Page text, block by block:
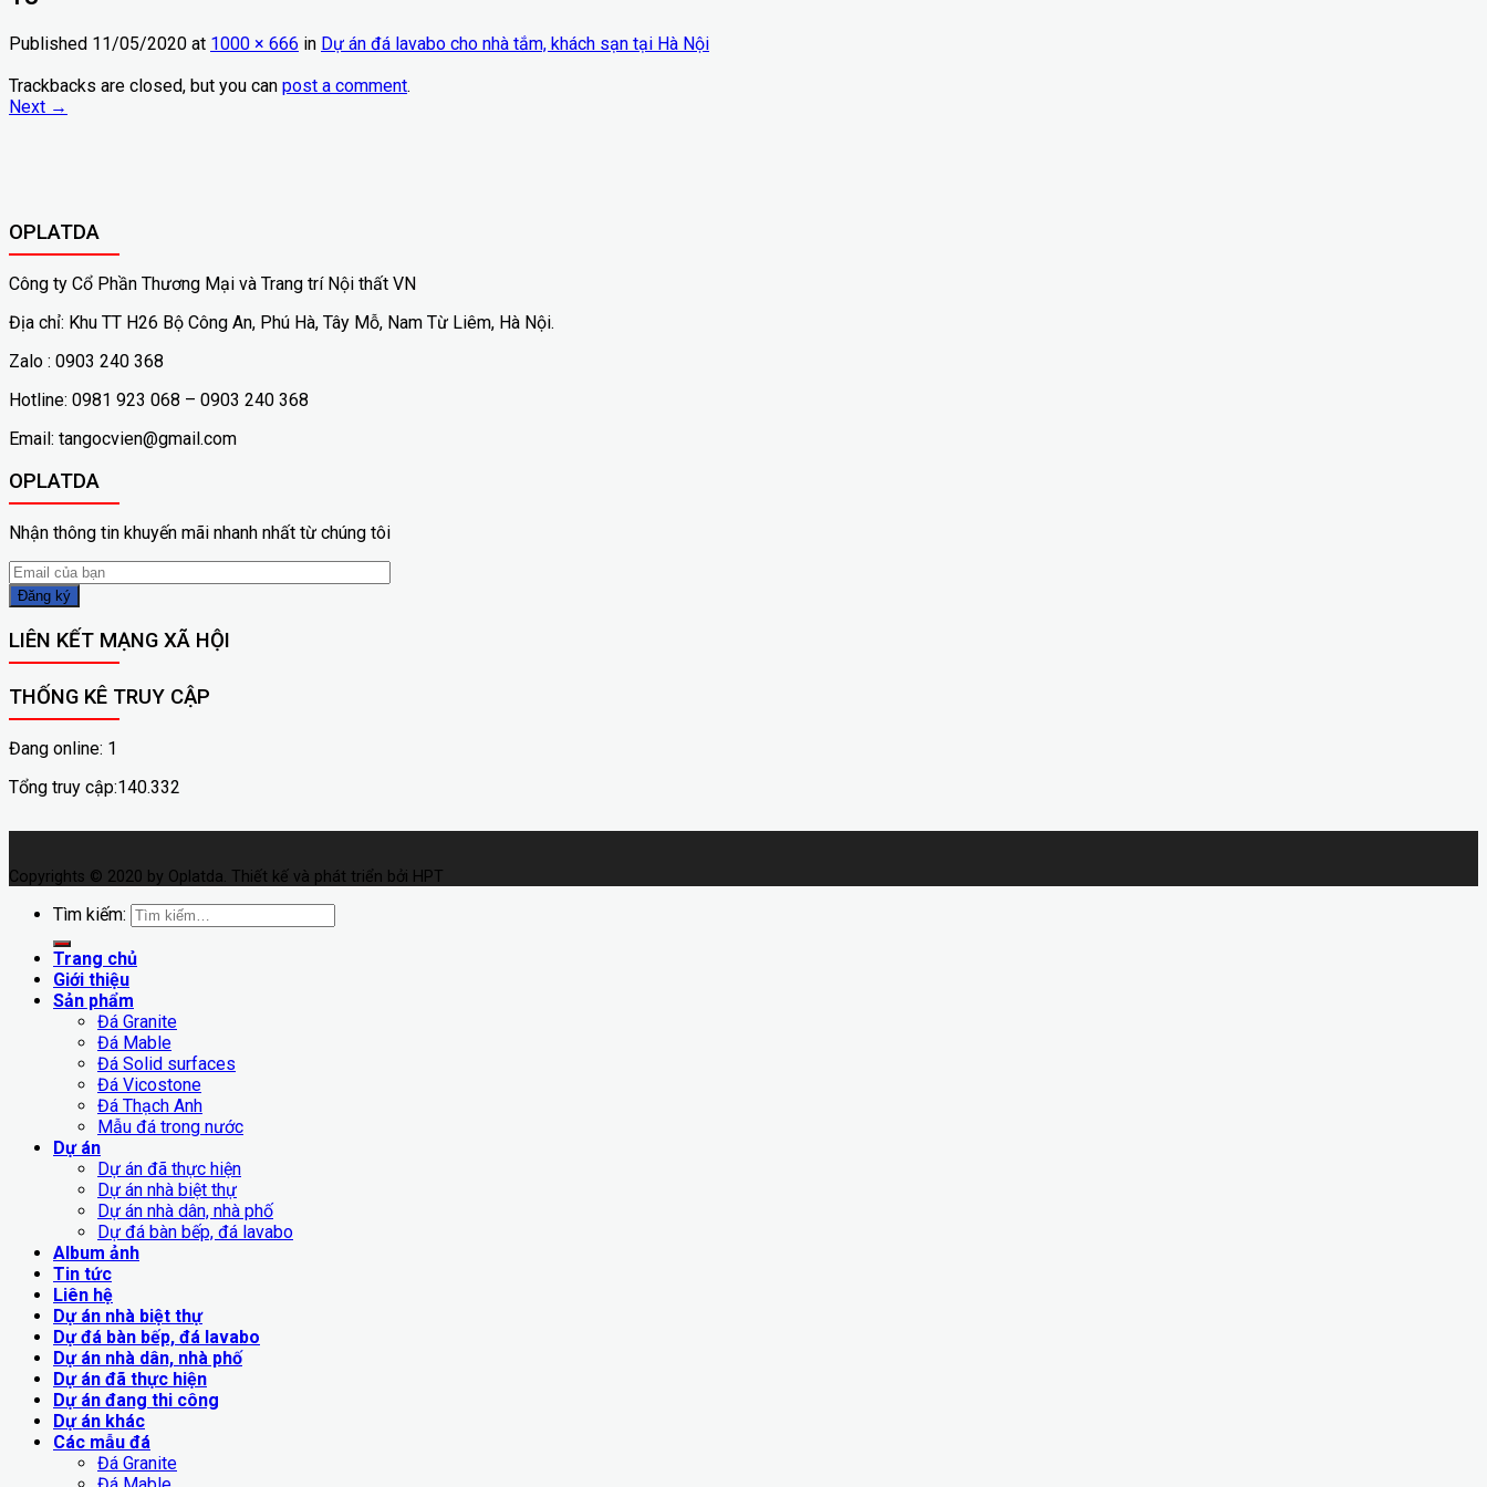
Published 11/05/2020 at 1000 × 666 in Dự án đá lavabo cho nhà tắm, khách sạn tại Hà Nội
Trackbacks are closed, but you can post a comment.
Next →
OPLATDA
Công ty Cổ Phần Thương Mại và Trang trí Nội thất VN
Địa chỉ: Khu TT H26 Bộ Công An, Phú Hà, Tây Mỗ, Nam Từ Liêm, Hà Nội.
Zalo : 0903 240 368
Hotline: 0981 923 068 – 0903 240 368
Email: tangocvien@gmail.com
OPLATDA
Nhận thông tin khuyến mãi nhanh nhất từ chúng tôi
LIÊN KẾT MẠNG XÃ HỘI
THỐNG KÊ TRUY CẬP
Đang online: 1
Tổng truy cập:140.332
Copyrights © 2020 by Oplatda. Thiết kế và phát triển bởi HPT
Tìm kiếm:
Trang chủ
Giới thiệu
Sản phẩm
Đá Granite
Đá Mable
Đá Solid surfaces
Đá Vicostone
Đá Thạch Anh
Mẫu đá trong nước
Dự án
Dự án đã thực hiện
Dự án nhà biệt thự
Dự án nhà dân, nhà phố
Dự đá bàn bếp, đá lavabo
Album ảnh
Tin tức
Liên hệ
Dự án nhà biệt thự
Dự đá bàn bếp, đá lavabo
Dự án nhà dân, nhà phố
Dự án đã thực hiện
Dự án đang thi công
Dự án khác
Các mẫu đá
Đá Granite